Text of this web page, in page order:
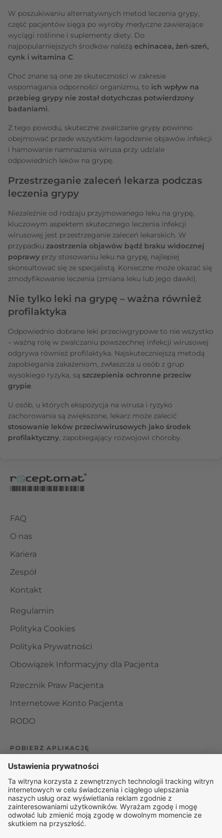
W poszukiwaniu alternatywnych metod leczenia grypy,
część pacjentów sięga po wyroby medyczne zawierające
wyciągi roślinne i suplementy diety. Do
najpopularniejszych środków należą echinacea, żeń-szeń,
cynk i witamina C.
Choć znane są one ze skuteczności w zakresie
wspomagania odporności organizmu, to ich wpływ na
przebieg grypy nie został dotychczas potwierdzony
badaniami.
Z tego powodu, skuteczne zwalczanie grypy powinno
obejmować przede wszystkim łagodzenie objawów infekcji
i hamowanie namnażania wirusa przy udziale
odpowiednich leków na grypę.
Przestrzeganie zaleceń lekarza podczas
leczenia grypy
Niezależnie od rodzaju przyjmowanego leku na grypę,
kluczowym aspektem skutecznego leczenia infekcji
wirusowej jest przestrzeganie zaleceń lekarskich. W
przypadku zaostrzenia objawów bądź braku widocznej
poprawy przy stosowaniu leku na grypę, najlepiej
skonsultować się ze specjalistą. Konieczne może okazać się
zmodyfikowanie leczenia (zmiana leku lub jego dawki).
Nie tylko leki na grypę – ważna również
profilaktyka
Odpowiednio dobrane leki przeciwgrypowe to nie wszystko
– ważną rolę w zwalczaniu powszechnej infekcji wirusowej
odgrywa również profilaktyka. Najskuteczniejszą metodą
zapobiegania zakażeniom, zwłaszcza u osób z grup
wysokiego ryzyka, są szczepienia ochronne przeciw
grypie.
U osób, u których ekspozycja na wirusa i ryzyko
zachorowania są zwiększone, lekarz może zalecić
stosowanie leków przeciwwirusowych jako środek
profilaktyczny, zapobiegający rozwojowi choroby.
FAQ
O nas
Kariera
Zespół
Kontakt
Regulamin
Polityka Cookies
Polityka Prywatności
Obowiązek Informacyjny dla Pacjenta
Rzecznik Praw Pacjenta
Internetowe Konto Pacjenta
RODO
POBIERZ APLIKACJĘ
Organizator udzielania świadczeń telemedycznych jest
podmiotem leczniczym w rozumieniu ustawy z dnia 15
kwietnia 2011 roku o działalności leczniczej, wpisanym do
rejestru podmiotów wykonujących działalność leczniczą pod